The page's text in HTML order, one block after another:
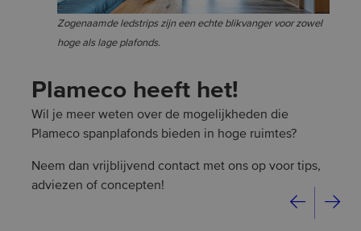
Zogenaamde ledstrips zijn een echte blikvanger voor zowel
hoge als lage plafonds.
Plameco heeft het!
Wil je meer weten over de mogelijkheden die
Plameco spanplafonds bieden in hoge ruimtes?
Neem dan vrijblijvend contact met ons op voor tips,
adviezen of concepten!